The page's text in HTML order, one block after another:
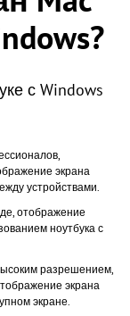
с Windows
экрана
устройствами.
отображение
ноутбука с
разрешением,
экрана
экране.